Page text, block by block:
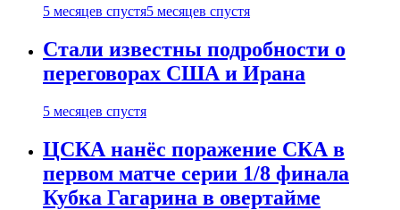
5 месяцев спустя5 месяцев спустя
Стали известны подробности о
переговорах США и Ирана
5 месяцев спустя
ЦСКА нанёс поражение СКА в
первом матче серии 1/8 финала
Кубка Гагарина в овертайме